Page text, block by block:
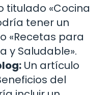
titulado «Cocina
tener un
«Recetas para
y Saludable».
Un artículo
del